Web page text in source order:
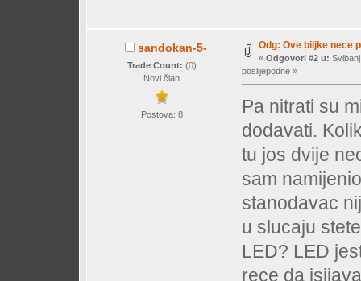
sandokan-5-
Trade Count: (0)
Novi član
Postova: 8
Odg: Ove biljke nece
« Odgovori #2 u:
poslijepodne »
Pa nitrati su
dodavati.
tu jos dvije
sam
stanodavac
u slucaju
LED? LED
rece da